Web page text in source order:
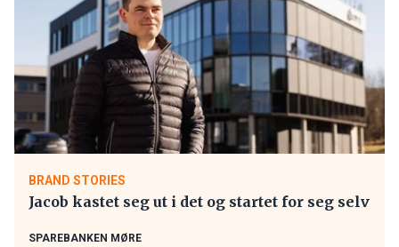
BRAND STORIES
Jacob kastet seg ut i det og startet for seg selv
SPAREBANKEN MØRE